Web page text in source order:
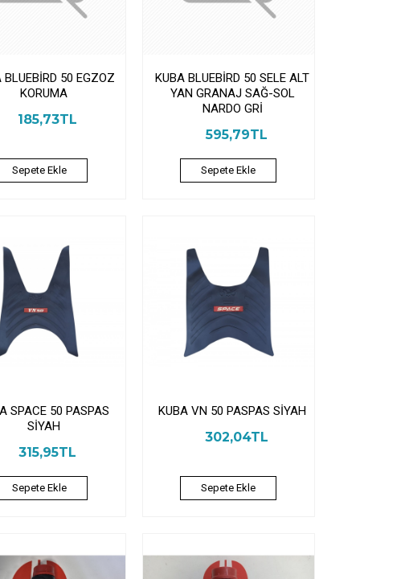
BLUEBİRD 50 EGZOZ
KORUMA
185,73TL
Sepete Ekle
KUBA BLUEBİRD 50 SELE ALT
YAN GRANAJ SAĞ-SOL
NARDO GRİ
595,79TL
Sepete Ekle
SPACE 50 PASPAS
SİYAH
315,95TL
Sepete Ekle
KUBA VN 50 PASPAS SİYAH
302,04TL
Sepete Ekle